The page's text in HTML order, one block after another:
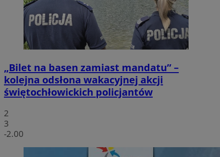
„Bilet na basen zamiast mandatu” –
kolejna odsłona wakacyjnej akcji
świętochłowickich policjantów
2
3
-2.00